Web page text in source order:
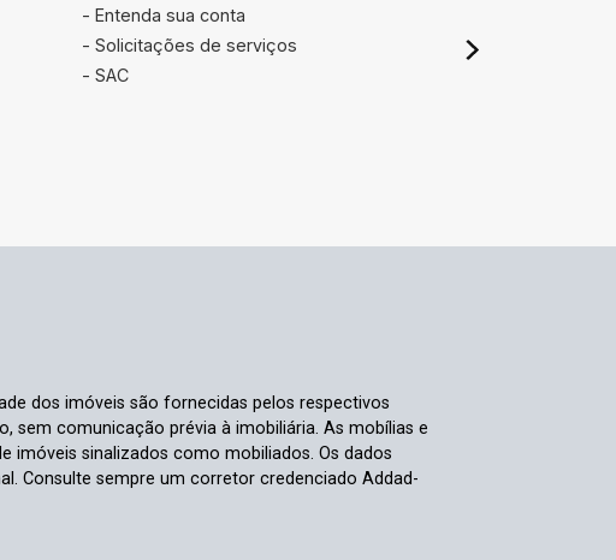
- Entenda sua conta
- Solicitações de serviços
- SAC
dos imóveis são fornecidas pelos respectivos
sem comunicação prévia à imobiliária. As mobílias e
sinalizados como mobiliados. Os dados
Consulte sempre um corretor credenciado Addad-